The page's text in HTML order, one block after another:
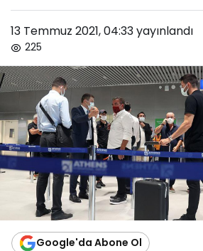
13 Temmuz 2021, 04:33yayınlandı
225
Google'da Abone Ol